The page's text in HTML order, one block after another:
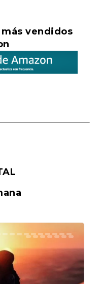
vendidos